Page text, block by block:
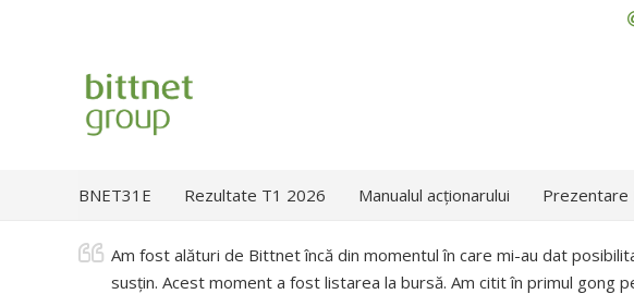
BNET31E Rezultate T1 2026 Manualul acționarului Prezentare
Am fost alături de Bittnet încă din momentul în care mi-au dat
susțin. Acest moment a fost listarea la bursă. Am citit în primul gong